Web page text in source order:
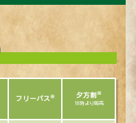
フリーパス ※ 夕方割 ※
16時より販売